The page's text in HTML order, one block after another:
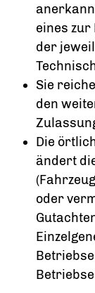
eines zur
der
Sie
den
Die
ändert
oder